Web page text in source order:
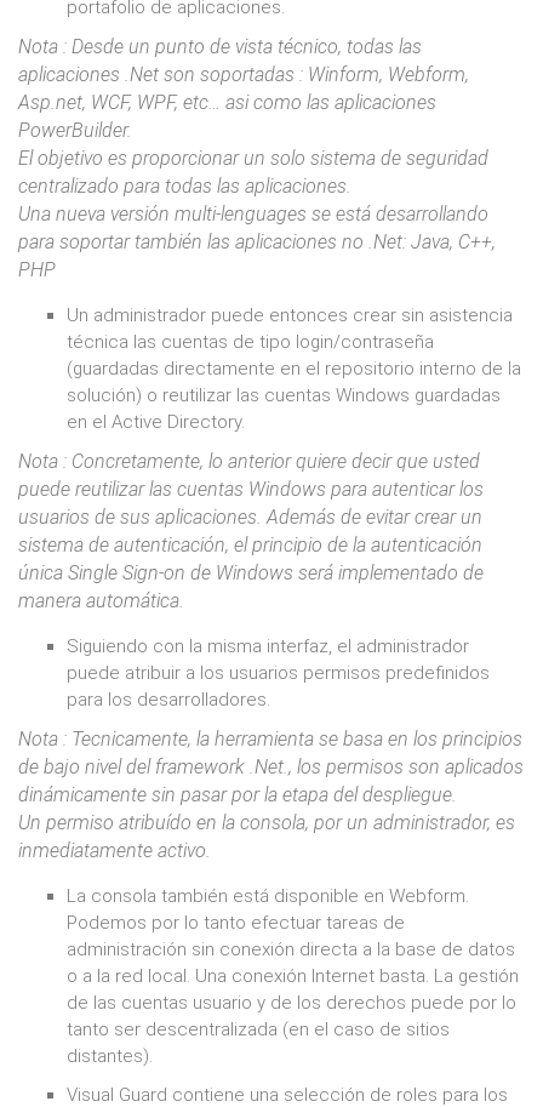
portafolio de aplicaciones.
Nota : Desde un punto de vista técnico, todas las
aplicaciones .Net son soportadas : Winform, Webform,
Asp.net, WCF, WPF, etc… asi como las aplicaciones
PowerBuilder.
El objetivo es proporcionar un solo sistema de seguridad
centralizado para todas las aplicaciones.
Una nueva versión multi-lenguages se está desarrollando
para soportar también las aplicaciones no .Net: Java, C++,
PHP
Un administrador puede entonces crear sin asistencia
técnica las cuentas de tipo login/contraseña
(guardadas directamente en el repositorio interno de la
solución) o reutilizar las cuentas Windows guardadas
en el Active Directory.
Nota : Concretamente, lo anterior quiere decir que usted
puede reutilizar las cuentas Windows para autenticar los
usuarios de sus aplicaciones. Además de evitar crear un
sistema de autenticación, el principio de la autenticación
única Single Sign-on de Windows será implementado de
manera automática.
Siguiendo con la misma interfaz, el administrador
puede atribuir a los usuarios permisos predefinidos
para los desarrolladores.
Nota : Tecnicamente, la herramienta se basa en los principios
de bajo nivel del framework .Net., los permisos son aplicados
dinámicamente sin pasar por la etapa del despliegue.
Un permiso atribuído en la consola, por un administrador, es
inmediatamente activo.
La consola también está disponible en Webform.
Podemos por lo tanto efectuar tareas de
administración sin conexión directa a la base de datos
o a la red local. Una conexión Internet basta. La gestión
de las cuentas usuario y de los derechos puede por lo
tanto ser descentralizada (en el caso de sitios
distantes).
Visual Guard contiene una selección de roles para los